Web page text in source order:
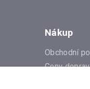
Nákup
Obchodní
Ceny